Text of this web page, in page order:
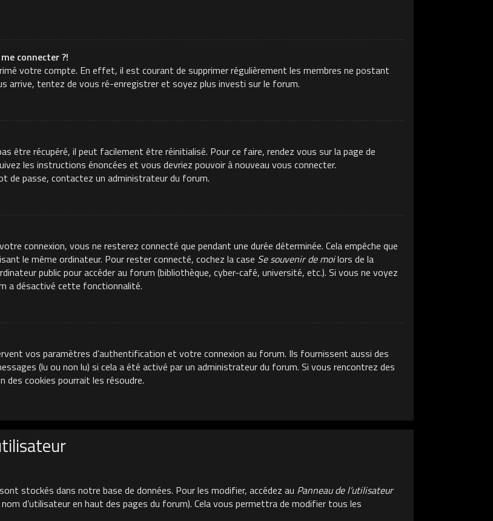
connecter ?!
votre compte. En effet, il est courant de supprimer régulièrement les membres ne postant
arrive, tentez de vous ré-enregistrer et soyez plus investi sur le forum.
être récupéré, il peut facilement être réinitialisé. Pour ce faire, rendez vous sur la page de
les instructions énoncées et vous devriez pouvoir à nouveau vous connecter.
de passe, contactez un administrateur du forum.
connexion, vous ne resterez connecté que pendant une durée déterminée. Cela empêche que
le même ordinateur. Pour rester connecté, cochez la case Se souvenir de moilors de la
public pour accéder au forum (bibliothèque, cyber-café, université, etc.). Si vous ne voyez
a désactivé cette fonctionnalité.
vos paramètres d’authentification et votre connexion au forum. Ils fournissent aussi des
(lu ou non lu) si cela a été activé par un administrateur du forum. Si vous rencontrez des
des cookies pourrait les résoudre.
stockés dans notre base de données. Pour les modifier, accédez au Panneau de l’utilisateur
d’utilisateur en haut des pages du forum). Cela vous permettra de modifier tous les